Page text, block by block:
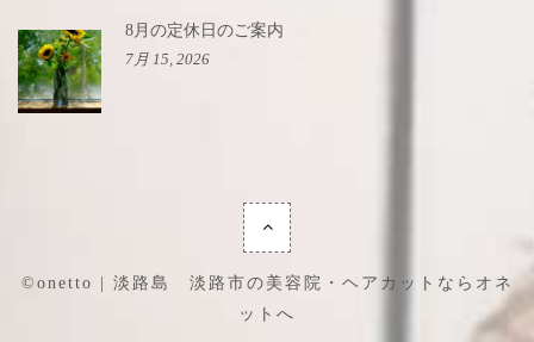
8月の定休日のご案内
7月 15, 2026
©onetto | 淡路島 淡路市の美容院・ヘアカットならオネ
ットへ